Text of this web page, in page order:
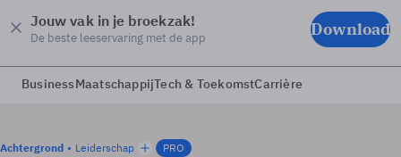
Jouw vak in je broekzak!
De beste leeservaring met de app Download
BusinessMaatschappijTech & ToekomstCarrière
Achtergrond Leiderschap
PRO